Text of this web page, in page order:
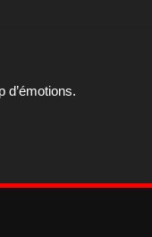
d’émotions.